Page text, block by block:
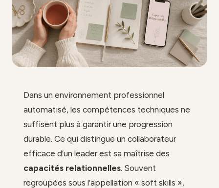
Dans un environnement professionnel
automatisé, les compétences techniques ne
suffisent plus à garantir une progression
durable. Ce qui distingue un collaborateur
efficace d’un leader est sa maîtrise des
capacités relationnelles. Souvent
regroupées sous l’appellation « soft skills »,